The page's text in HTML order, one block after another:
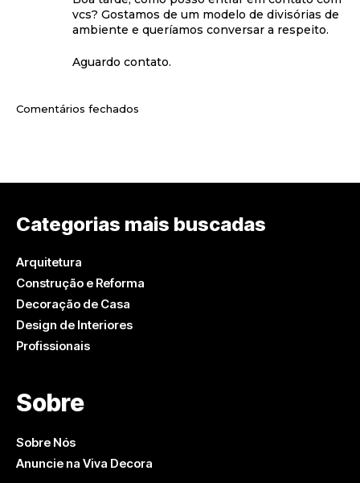
vcs? Gostamos de um modelo de divisórias de
ambiente e queríamos conversar a respeito.
Aguardo contato.
Comentários fechados
Categorias mais buscadas
Arquitetura
Construção e Reforma
Decoração de Casa
Design de Interiores
Profissionais
Sobre
Sobre Nós
Anuncie na Viva Decora